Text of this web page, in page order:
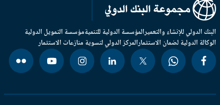
الدولي للإنشاء والتعميرالمؤسسة الدولية للتنميةمؤسسة التمويل الدولية
الدولية لضمان الاستثمارالمركز الدولي لتسوية منازعات الاستثمار